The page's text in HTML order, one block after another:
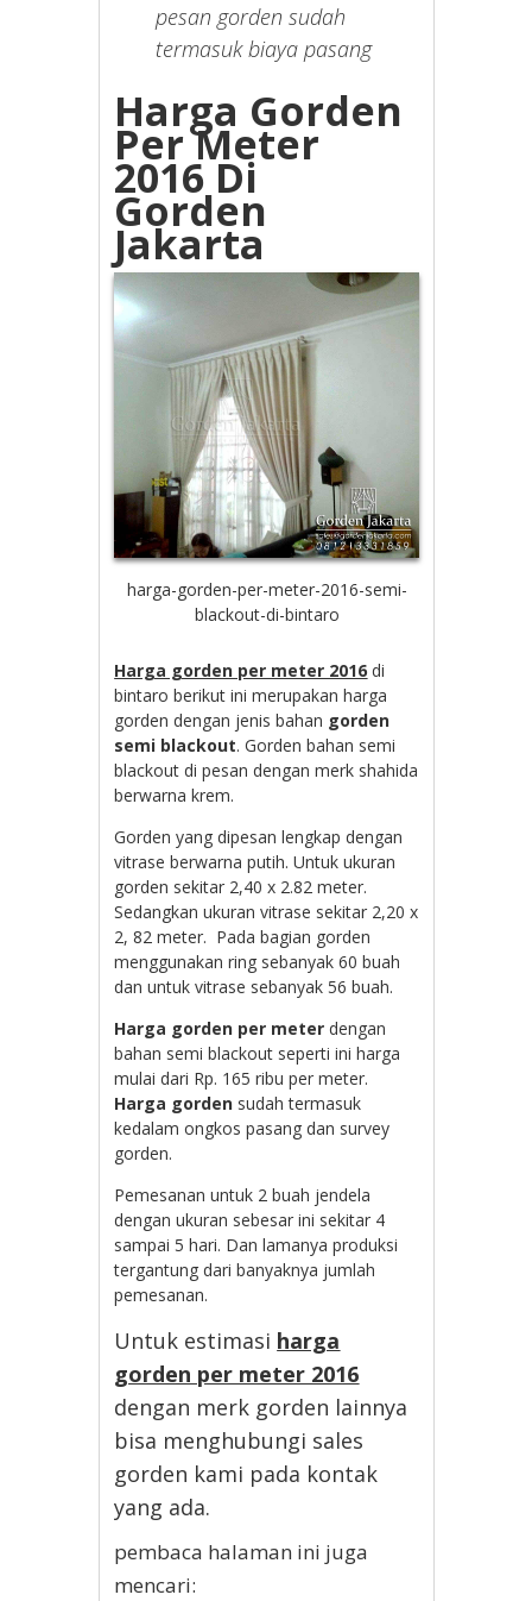
pesan gorden sudah
termasuk biaya pasang
Harga Gorden
Per Meter
2016 Di
Gorden
Jakarta
harga-gorden-per-meter-2016-semi-
blackout-di-bintaro
Harga gorden per meter 2016 di
bintaro berikut ini merupakan harga
gorden dengan jenis bahan gorden
semi blackout. Gorden bahan semi
blackout di pesan dengan merk shahida
berwarna krem.
Gorden yang dipesan lengkap dengan
vitrase berwarna putih. Untuk ukuran
gorden sekitar 2,40 x 2.82 meter.
Sedangkan ukuran vitrase sekitar 2,20 x
2, 82 meter. Pada bagian gorden
menggunakan ring sebanyak 60 buah
dan untuk vitrase sebanyak 56 buah.
Harga gorden per meter dengan
bahan semi blackout seperti ini harga
mulai dari Rp. 165 ribu per meter.
Harga gorden sudah termasuk
kedalam ongkos pasang dan survey
gorden.
Pemesanan untuk 2 buah jendela
dengan ukuran sebesar ini sekitar 4
sampai 5 hari. Dan lamanya produksi
tergantung dari banyaknya jumlah
pemesanan.
Untuk estimasi harga
gorden per meter 2016
dengan merk gorden lainnya
bisa menghubungi sales
gorden kami pada kontak
yang ada.
pembaca halaman ini juga
mencari: